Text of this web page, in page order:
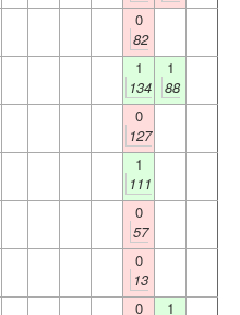
0
82
1
134
1
88
0
127
1
111
0
57
0
13
0
1